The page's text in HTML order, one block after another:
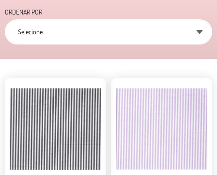
ORDENAR POR
Selecione